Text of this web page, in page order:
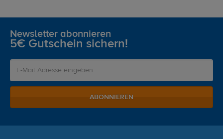
Newsletter abonnieren
5€ Gutschein sichern!
ABONNIEREN